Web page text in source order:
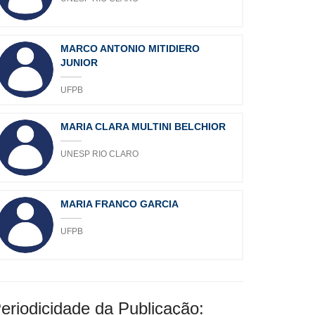
MARCO ANTONIO MITIDIERO
JUNIOR
UFPB
MARIA CLARA MULTINI BELCHIOR
UNESP RIO CLARO
MARIA FRANCO GARCIA
UFPB
da Publicação: